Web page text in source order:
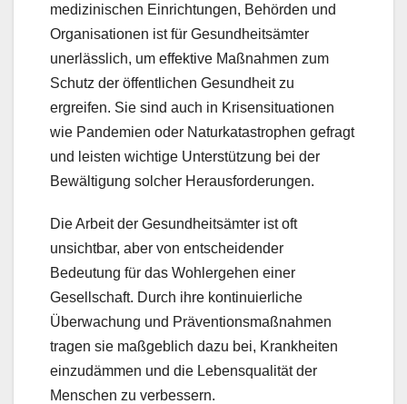
medizinischen Einrichtungen, Behörden und
Organisationen ist für Gesundheitsämter
unerlässlich, um effektive Maßnahmen zum
Schutz der öffentlichen Gesundheit zu
ergreifen. Sie sind auch in Krisensituationen
wie Pandemien oder Naturkatastrophen gefragt
und leisten wichtige Unterstützung bei der
Bewältigung solcher Herausforderungen.
Die Arbeit der Gesundheitsämter ist oft
unsichtbar, aber von entscheidender
Bedeutung für das Wohlergehen einer
Gesellschaft. Durch ihre kontinuierliche
Überwachung und Präventionsmaßnahmen
tragen sie maßgeblich dazu bei, Krankheiten
einzudämmen und die Lebensqualität der
Menschen zu verbessern.